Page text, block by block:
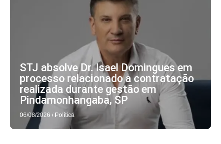
STJ absolve Dr. Isael Domingues em
processo relacionado a contratação
realizada durante gestão em
Pindamonhangaba, SP
06/08/2026 / Política